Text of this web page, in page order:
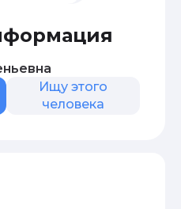
Ищу этого
человека